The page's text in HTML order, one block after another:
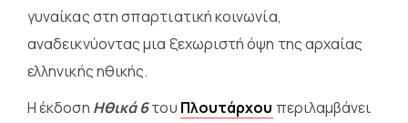
γυναίκας στη σπαρτιατική κοινωνία,
αναδεικνύοντας μια ξεχωριστή όψη της αρχαίας
ελληνικής ηθικής.
Η έκδοση Ηθικά 6του Πλουτάρχου περιλαμβάνει